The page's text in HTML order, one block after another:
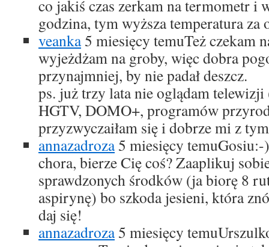
co jakiś czas zerkam na termometr i
godzina, tym wyższa temperatura za
veanka 5 miesięcy temuTeż czekam
wyjeżdżam na groby, więc dobra
przynajmniej, by nie padał deszcz.
ps. już trzy lata nie oglądam
HGTV, DOMO+, programów
przyzwyczaiłam się i dobrze mi z
annazadroza 5 miesięcy temuGosiu:-
chora, bierze Cię coś? Zaaplikuj
sprawdzonych środków (ja biorę 8
aspirynę) bo szkoda jesieni, która
daj się!
annazadroza 5 miesięcy temu